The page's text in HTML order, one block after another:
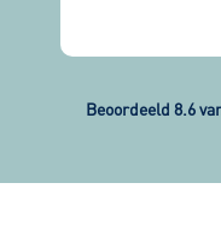
Beoordeeld 8.6